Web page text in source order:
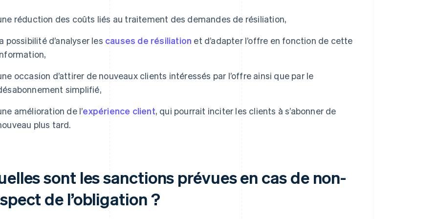
réduction des coûts liés au traitement des demandes de résiliation,
possibilité d’analyser les causes de résiliation et d’adapter l’offre en fonction de cette
occasion d’attirer de nouveaux clients intéressés par l’offre ainsi que par le
simplifié,
amélioration de l’expérience client, qui pourrait inciter les clients à s’abonner de
plus tard.
sont les sanctions prévues en cas de non-
de l’obligation ?